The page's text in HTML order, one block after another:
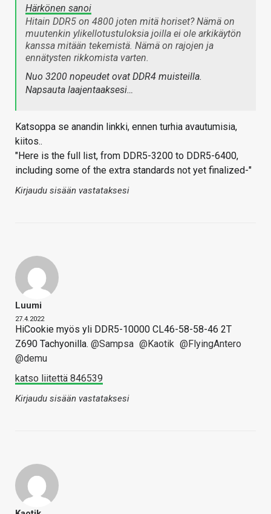
Härkönen sanoi
Hitain DDR5 on 4800 joten mitä horiset? Nämä on
muutenkin ylikellotustuloksia joilla ei ole arkikäytön
kanssa mitään tekemistä. Nämä on rajojen ja
ennätysten rikkomista varten.
Nuo 3200 nopeudet ovat DDR4 muisteilla.
Napsauta laajentaaksesi…
Katsoppa se anandin linkki, ennen turhia avautumisia,
kiitos..
"Here is the full list, from DDR5-3200 to DDR5-6400,
including some of the extra standards not yet finalized-"
Kirjaudu sisään vastataksesi
Luumi
27.4.2022
HiCookie myös yli DDR5-10000 CL46-58-58-46 2T
Z690 Tachyonilla. @Sampsa @Kaotik @FlyingAntero
@demu
katso liitettä 846539
Kirjaudu sisään vastataksesi